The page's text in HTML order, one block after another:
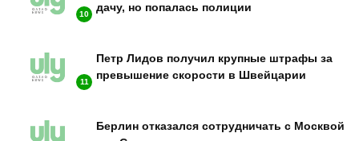
10
дачу, но попалась полиции
11
Петр Лидов получил крупные штрафы за
превышение скорости в Швейцарии
Берлин отказался сотрудничать с Москвой